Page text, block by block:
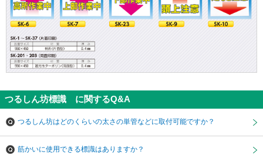
つるしん坊標識 に関するQ&A
つるしん坊はどのくらいの太さの単管などに取付可能ですか？
筋かいに使用できる標識はありますか？